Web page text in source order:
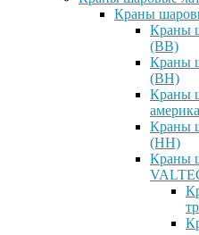
Краны
Краны
(ВВ)
Краны
(ВН)
Краны
Краны
(НН)
Краны